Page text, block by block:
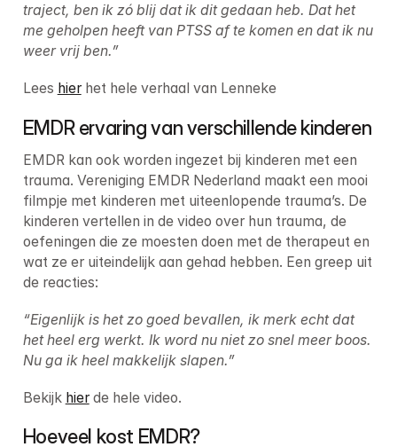
traject, ben ik zó blij dat ik dit gedaan heb. Dat het
me geholpen heeft van PTSS af te komen en dat ik nu
weer vrij ben.”
Lees hier het hele verhaal van Lenneke
EMDR ervaring van verschillende kinderen
EMDR kan ook worden ingezet bij kinderen met een
trauma. Vereniging EMDR Nederland maakt een mooi
filmpje met kinderen met uiteenlopende trauma’s. De
kinderen vertellen in de video over hun trauma, de
oefeningen die ze moesten doen met de therapeut en
wat ze er uiteindelijk aan gehad hebben. Een greep uit
de reacties:
“Eigenlijk is het zo goed bevallen, ik merk echt dat
het heel erg werkt. Ik word nu niet zo snel meer boos.
Nu ga ik heel makkelijk slapen.”
Bekijk hier de hele video.
Hoeveel kost EMDR?